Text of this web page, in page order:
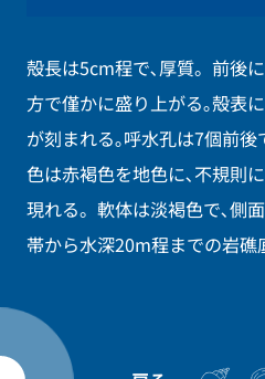
殻長は5cm程で､厚質。前後
方で僅かに盛り上がる｡殻表
が刻まれる｡呼水孔は7個前
色は赤褐色を地色に､不規則
現れる。軟体は淡褐色で､側
帯から水深20m程までの岩礁